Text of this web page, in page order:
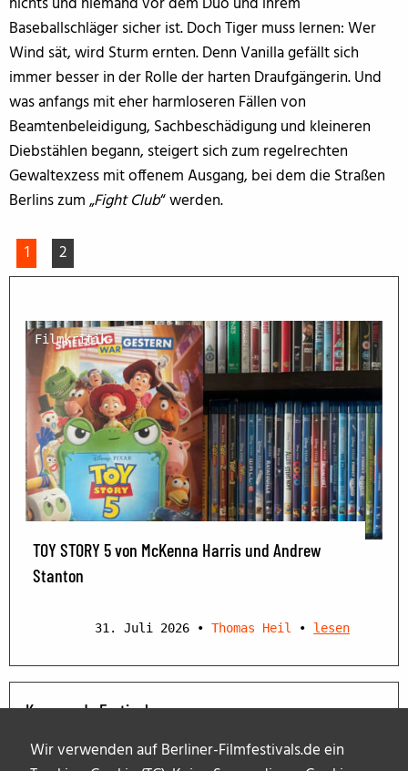
Wir verwenden auf Berliner-Filmfestivals.de ein
Baseballschläger sicher ist. Doch Tiger muss lernen: Wer
Wind sät, wird Sturm ernten. Denn Vanilla gefällt sich
immer besser in der Rolle der harten Draufgängerin. Und
was anfangs mit eher harmloseren Fällen von
Beamtenbeleidigung, Sachbeschädigung und kleineren
Diebstählen begann, steigert sich zum regelrechten
Gewaltexzess mit offenem Ausgang, bei dem die Straßen
Berlins zum „Fight Club“ werden.
1 2
Filmkritik
TOY STORY 5 von McKenna Harris und Andrew
Stanton
31. Juli 2026 • Thomas Heil • lesen
Kommende Festivals